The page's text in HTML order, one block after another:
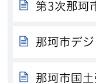
第3次那珂
那珂市デ
那珂市国